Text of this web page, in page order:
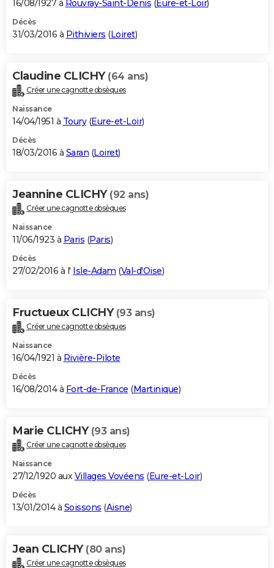
16/08/1927 à Rouvray-Saint-Denis (Eure-et-Loir)
Décès
31/03/2016 à Pithiviers (Loiret)
Claudine CLICHY (64 ans)
Créer une cagnotte obsèques
Naissance
14/04/1951 à Toury(Eure-et-Loir)
Décès
18/03/2016 à Saran (Loiret)
Jeannine CLICHY (92 ans)
Créer une cagnotte obsèques
Naissance
11/06/1923 à Paris (Paris)
Décès
27/02/2016 à l' Isle-Adam (Val-d'Oise)
Fructueux CLICHY (93 ans)
Créer une cagnotte obsèques
Naissance
16/04/1921 à Rivière-Pilote
Décès
16/08/2014 à Fort-de-France (Martinique)
Marie CLICHY (93 ans)
Créer une cagnotte obsèques
Naissance
27/12/1920 auxVillages Vovéens (Eure-et-Loir)
Décès
13/01/2014 à Soissons (Aisne)
Jean CLICHY (80 ans)
Créer une cagnotte obsèques